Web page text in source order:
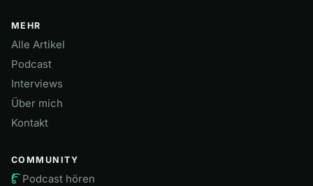
MEHR
Alle Artikel
Podcast
Interviews
Über mich
Kontakt
COMMUNITY
Podcast hören